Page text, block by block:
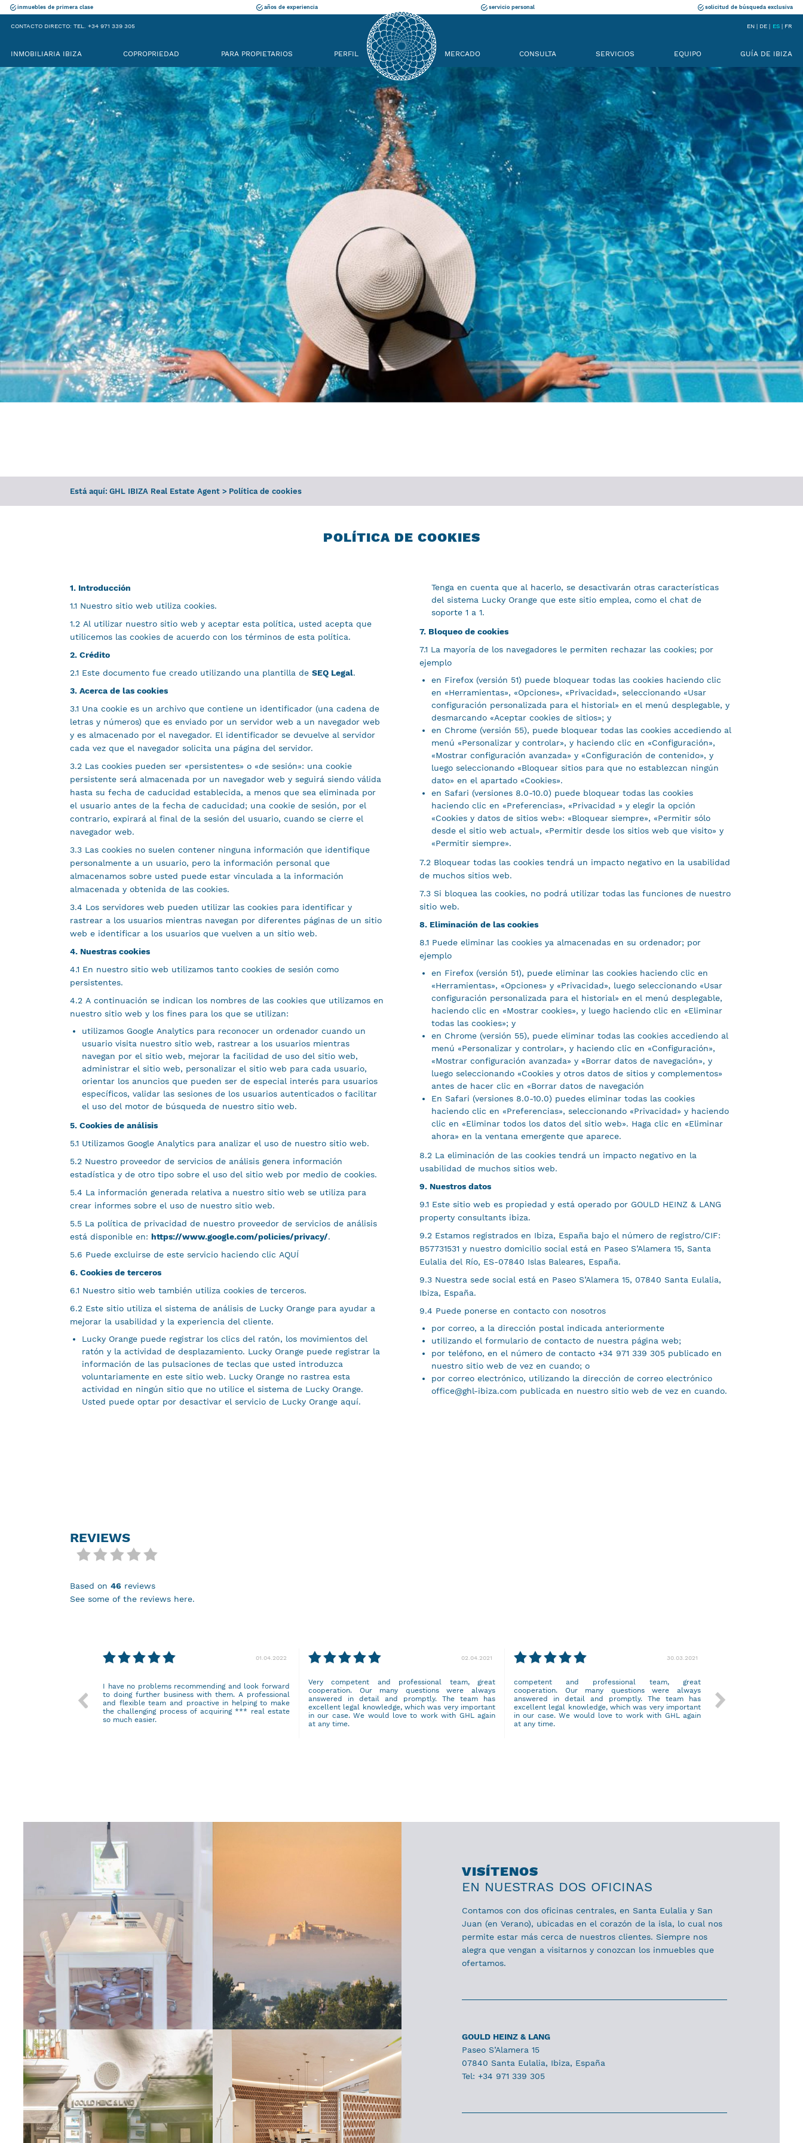
inmuebles de primera clase años de experiencia servicio personal solicitud de búsqueda exclusiva
CONTACTO DIRECTO: TEL. +34 971 339 305 EN DE ES FR
INMOBILIARIA IBIZA COPROPRIEDAD PARA PROPIETARIOS PERFIL MERCADO CONSULTA SERVICIOS EQUIPO GUÍA DE IBIZA
Está aquí: GHL IBIZA Real Estate Agent > Política de cookies
POLÍTICA DE COOKIES
1. Introducción
1.1 Nuestro sitio web utiliza cookies.
1.2 Al utilizar nuestro sitio web y aceptar esta política, usted acepta que
utilicemos las cookies de acuerdo con los términos de esta política.
2. Crédito
2.1 Este documento fue creado utilizando una plantilla de SEQ Legal.
3. Acerca de las cookies
3.1 Una cookie es un archivo que contiene un identificador (una cadena de
letras y números) que es enviado por un servidor web a un navegador web
y es almacenado por el navegador. El identificador se devuelve al servidor
cada vez que el navegador solicita una página del servidor.
3.2 Las cookies pueden ser «persistentes» o «de sesión»: una cookie
persistente será almacenada por un navegador web y seguirá siendo válida
hasta su fecha de caducidad establecida, a menos que sea eliminada por
el usuario antes de la fecha de caducidad; una cookie de sesión, por el
contrario, expirará al final de la sesión del usuario, cuando se cierre el
navegador web.
3.3 Las cookies no suelen contener ninguna información que identifique
personalmente a un usuario, pero la información personal que
almacenamos sobre usted puede estar vinculada a la información
almacenada y obtenida de las cookies.
3.4 Los servidores web pueden utilizar las cookies para identificar y
rastrear a los usuarios mientras navegan por diferentes páginas de un sitio
web e identificar a los usuarios que vuelven a un sitio web.
4. Nuestras cookies
4.1 En nuestro sitio web utilizamos tanto cookies de sesión como
persistentes.
4.2 A continuación se indican los nombres de las cookies que utilizamos en
nuestro sitio web y los fines para los que se utilizan:
utilizamos Google Analytics para reconocer un ordenador cuando un
usuario visita nuestro sitio web, rastrear a los usuarios mientras
navegan por el sitio web, mejorar la facilidad de uso del sitio web,
administrar el sitio web, personalizar el sitio web para cada usuario,
orientar los anuncios que pueden ser de especial interés para usuarios
específicos, validar las sesiones de los usuarios autenticados o facilitar
el uso del motor de búsqueda de nuestro sitio web.
5. Cookies de análisis
5.1 Utilizamos Google Analytics para analizar el uso de nuestro sitio web.
5.2 Nuestro proveedor de servicios de análisis genera información
estadística y de otro tipo sobre el uso del sitio web por medio de cookies.
5.4 La información generada relativa a nuestro sitio web se utiliza para
crear informes sobre el uso de nuestro sitio web.
5.5 La política de privacidad de nuestro proveedor de servicios de análisis
está disponible en: https://www.google.com/policies/privacy/.
5.6 Puede excluirse de este servicio haciendo clic AQUÍ
6. Cookies de terceros
6.1 Nuestro sitio web también utiliza cookies de terceros.
6.2 Este sitio utiliza el sistema de análisis de Lucky Orange para ayudar a
mejorar la usabilidad y la experiencia del cliente.
Lucky Orange puede registrar los clics del ratón, los movimientos del
ratón y la actividad de desplazamiento. Lucky Orange puede registrar la
información de las pulsaciones de teclas que usted introduzca
voluntariamente en este sitio web. Lucky Orange no rastrea esta
actividad en ningún sitio que no utilice el sistema de Lucky Orange.
Usted puede optar por desactivar el servicio de Lucky Orange aquí.
Tenga en cuenta que al hacerlo, se desactivarán otras características
del sistema Lucky Orange que este sitio emplea, como el chat de
soporte 1 a 1.
7. Bloqueo de cookies
7.1 La mayoría de los navegadores le permiten rechazar las cookies; por
ejemplo
en Firefox (versión 51) puede bloquear todas las cookies haciendo clic
en «Herramientas», «Opciones», «Privacidad», seleccionando «Usar
configuración personalizada para el historial» en el menú desplegable, y
desmarcando «Aceptar cookies de sitios»; y
en Chrome (versión 55), puede bloquear todas las cookies accediendo al
menú «Personalizar y controlar», y haciendo clic en «Configuración»,
«Mostrar configuración avanzada» y «Configuración de contenido», y
luego seleccionando «Bloquear sitios para que no establezcan ningún
dato» en el apartado «Cookies».
en Safari (versiones 8.0-10.0) puede bloquear todas las cookies
haciendo clic en «Preferencias», «Privacidad » y elegir la opción
«Cookies y datos de sitios web»: «Bloquear siempre», «Permitir sólo
desde el sitio web actual», «Permitir desde los sitios web que visito» y
«Permitir siempre».
7.2 Bloquear todas las cookies tendrá un impacto negativo en la usabilidad
de muchos sitios web.
7.3 Si bloquea las cookies, no podrá utilizar todas las funciones de nuestro
sitio web.
8. Eliminación de las cookies
8.1 Puede eliminar las cookies ya almacenadas en su ordenador; por
ejemplo
en Firefox (versión 51), puede eliminar las cookies haciendo clic en
«Herramientas», «Opciones» y «Privacidad», luego seleccionando «Usar
configuración personalizada para el historial» en el menú desplegable,
haciendo clic en «Mostrar cookies», y luego haciendo clic en «Eliminar
todas las cookies»; y
en Chrome (versión 55), puede eliminar todas las cookies accediendo al
menú «Personalizar y controlar», y haciendo clic en «Configuración»,
«Mostrar configuración avanzada» y «Borrar datos de navegación», y
luego seleccionando «Cookies y otros datos de sitios y complementos»
antes de hacer clic en «Borrar datos de navegación
En Safari (versiones 8.0-10.0) puedes eliminar todas las cookies
haciendo clic en «Preferencias», seleccionando «Privacidad» y haciendo
clic en «Eliminar todos los datos del sitio web». Haga clic en «Eliminar
ahora» en la ventana emergente que aparece.
8.2 La eliminación de las cookies tendrá un impacto negativo en la
usabilidad de muchos sitios web.
9. Nuestros datos
9.1 Este sitio web es propiedad y está operado por GOULD HEINZ & LANG
property consultants ibiza.
9.2 Estamos registrados en Ibiza, España bajo el número de registro/CIF:
B57731531 y nuestro domicilio social está en Paseo S’Alamera 15, Santa
Eulalia del Río, ES-07840 Islas Baleares, España.
9.3 Nuestra sede social está en Paseo S’Alamera 15, 07840 Santa Eulalia,
Ibiza, España.
9.4 Puede ponerse en contacto con nosotros
por correo, a la dirección postal indicada anteriormente
utilizando el formulario de contacto de nuestra página web;
por teléfono, en el número de contacto +34 971 339 305 publicado en
nuestro sitio web de vez en cuando; o
por correo electrónico, utilizando la dirección de correo electrónico
office@ghl-ibiza.compublicada en nuestro sitio web de vez en cuando.
REVIEWS
based on 46 reviews
see some of the reviews here.
01.04.2022
I have no problems recommending and look forward
to doing further business with them. A professional
and flexible team and proactive in helping to make
the challenging process of acquiring *** real estate
so much easier.
02.04.2021
Very competent and professional team, great
cooperation. Our many questions were always
answered in detail and promptly. The team has
excellent legal knowledge, which was very important
in our case. We would love to work with GHL again
at any time.
30.03.2021
competent and professional team, great
cooperation. Our many questions were always
answered in detail and promptly. The team has
excellent legal knowledge, which was very important
in our case. We would love to work with GHL again
at any time.
Amazing service!
VISÍTENOS
EN NUESTRAS DOS OFICINAS
Contamos con dos oficinas centrales, en Santa Eulalia y San
Juan (en Verano), ubicadas en el corazón de la isla, lo cual nos
permite estar más cerca de nuestros clientes. Siempre nos
alegra que vengan a visitarnos y conozcan los inmuebles que
ofertamos.
GOULD HEINZ & LANG
Paseo S’Alamera 15
07840 Santa Eulalia, Ibiza, España
Tel: +34 971 339 305